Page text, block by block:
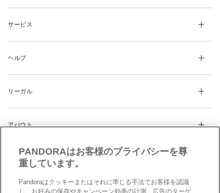
ブレスレット
リング
サービス
注文履歴
ウィッシュリスト
ヘルプ
配送について
返品・交換について
サイトマップ
お問い合わせ
リーガル
特定商取引に関する法律に基づく表示
クッキーポリシー
プライバシーポリシー
データ保護フォーム（英文）
アバウト
CSR
採用情報
PANDORAはお客様のプライバシーを尊
重しています。
Pandoraはクッキーまたはそれに準じる手法でお客様を認識
し、お好みの保存やキャンペーン効率の計測、広告のターゲ